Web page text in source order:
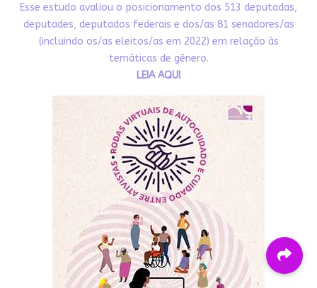
Esse estudo avaliou o posicionamento dos 513 deputadas,
deputades, deputados federais e dos/as 81 senadores/as
(incluindo os/as eleitos/as em 2022) em relação às
temáticas de gênero.
LEIA AQUI